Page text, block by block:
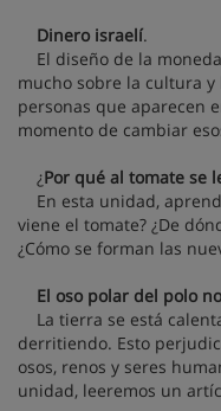
Dinero israelí.
El diseño de la
mucho sobre la cultura
personas que aparecen
momento de cambiar
¿Por qué al tomate se
En esta unidad,
viene el tomate? ¿De
¿Cómo se forman las
El oso polar del polo
La tierra se está
derritiendo. Esto
osos, renos y seres
unidad, leeremos un